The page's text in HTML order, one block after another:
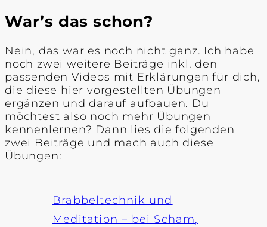
War’s das schon?
Nein, das war es noch nicht ganz. Ich habe
noch zwei weitere Beiträge inkl. den
passenden Videos mit Erklärungen für dich,
die diese hier vorgestellten Übungen
ergänzen und darauf aufbauen. Du
möchtest also noch mehr Übungen
kennenlernen? Dann lies die folgenden
zwei Beiträge und mach auch diese
Übungen:
Brabbeltechnik und
Meditation – bei Scham,